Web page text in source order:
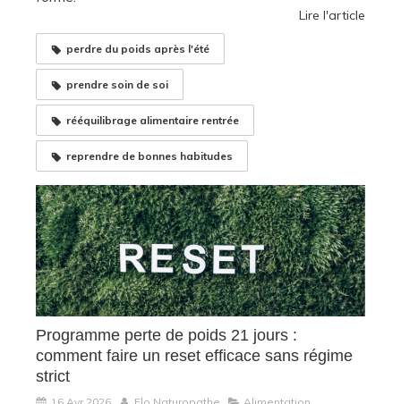
Lire l'article
perdre du poids après l'été
prendre soin de soi
rééquilibrage alimentaire rentrée
reprendre de bonnes habitudes
Programme perte de poids 21 jours :
comment faire un reset efficace sans régime
strict